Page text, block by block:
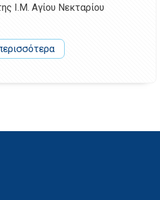
Ι.Μ. Αγίου Νεκταρίου